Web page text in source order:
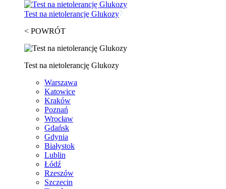
Test na nietolerancję Glukozy
< POWRÓT
Test na nietolerancję Glukozy
Warszawa
Katowice
Kraków
Poznań
Wrocław
Gdańsk
Gdynia
Białystok
Lublin
Łódź
Rzeszów
Szczecin